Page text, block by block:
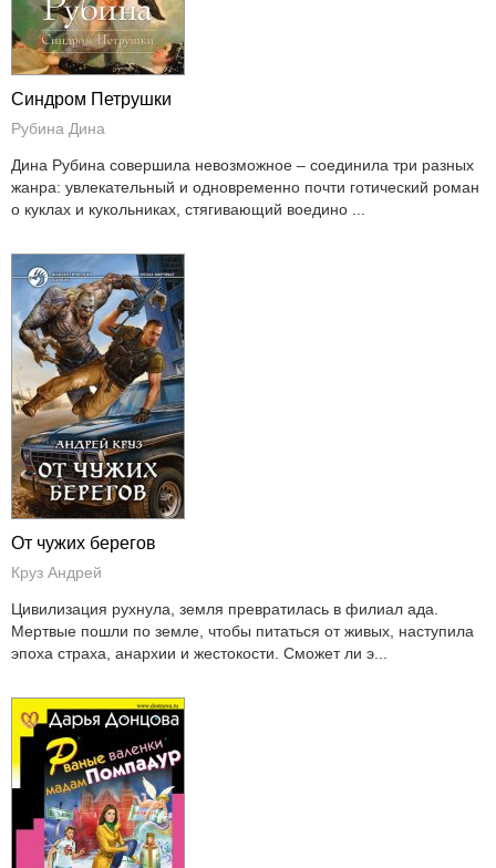
Синдром Петрушки
Рубина Дина
Дина Рубина совершила невозможное – соединила три разных
жанра: увлекательный и одновременно почти готический роман
о куклах и кукольниках, стягивающий воедино ...
От чужих берегов
Круз Андрей
Цивилизация рухнула, земля превратилась в филиал ада.
Мертвые пошли по земле, чтобы питаться от живых, наступила
эпоха страха, анархии и жестокости. Сможет ли э...